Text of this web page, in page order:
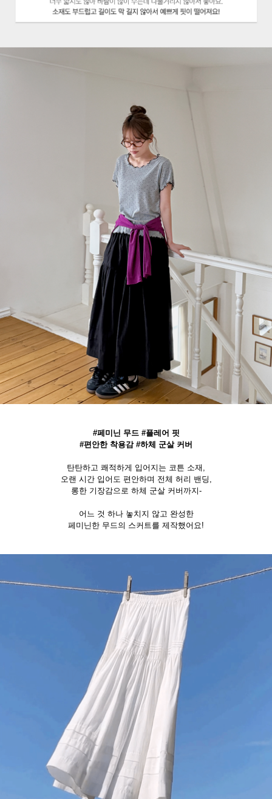
#페미닌 무드 #플레어 핏
#편안한 착용감 #하체 군살 커버
탄탄하고 쾌적하게 입어지는 코튼 소재,
오랜 시간 입어도 편안하며 전체 허리 밴딩,
롱한 기장감으로 하체 군살 커버까지-
어느 것 하나 놓치지 않고 완성한
페미닌한 무드의 스커트를 제작했어요!